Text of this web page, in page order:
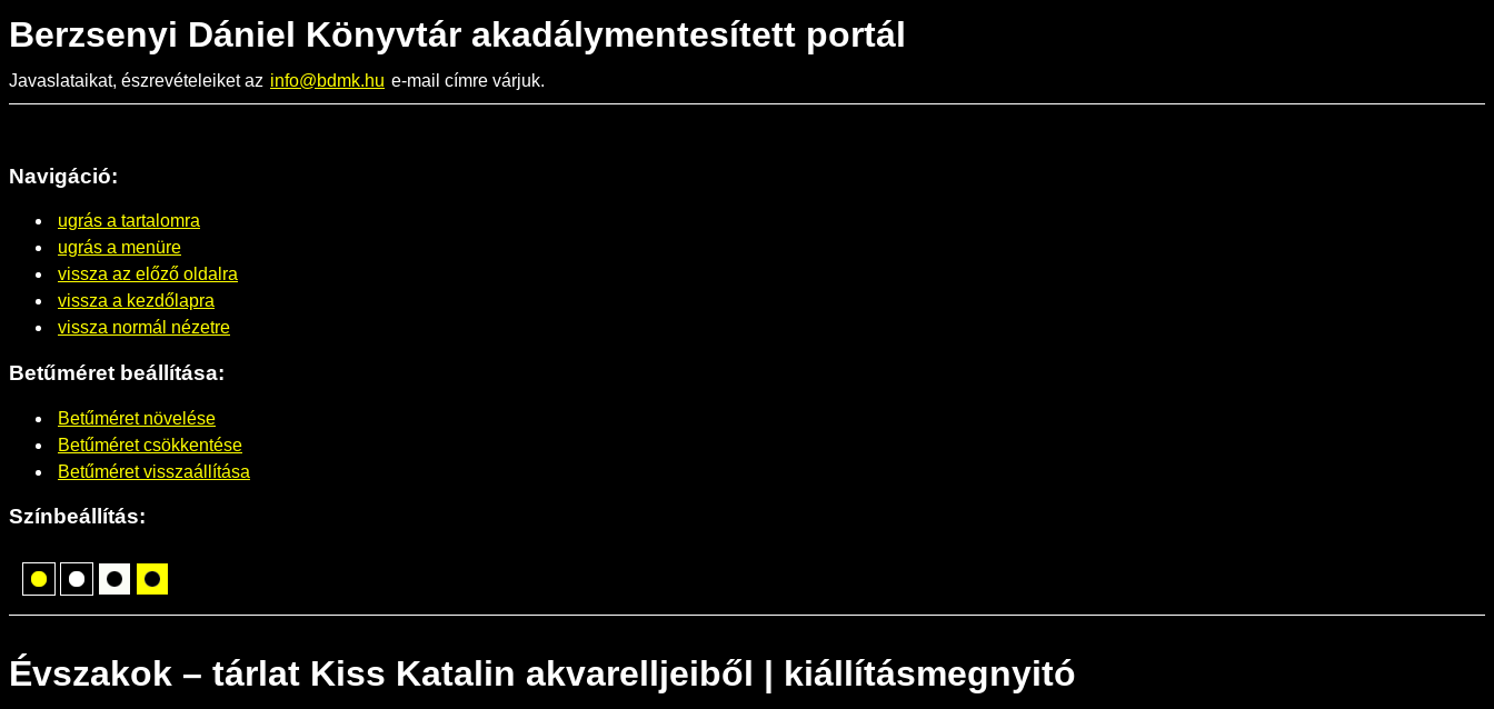
Berzsenyi Dániel Könyvtár akadálymentesített portál
Javaslataikat, észrevételeiket az info@bdmk.hu e-mail címre várjuk.
Navigáció:
ugrás a tartalomra
ugrás a menüre
vissza az előző oldalra
vissza a kezdőlapra
vissza normál nézetre
Betűméret beállítása:
Betűméret növelése
Betűméret csökkentése
Betűméret visszaállítása
Színbeállítás:
Évszakok – tárlat Kiss Katalin akvarelljeiből | kiállításmegnyitó